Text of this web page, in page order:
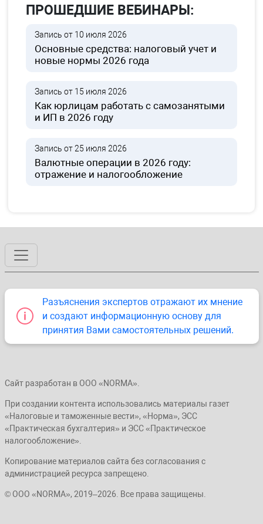
ПРОШЕДШИЕ ВЕБИНАРЫ:
Запись от 10 июля 2026
Основные средства: налоговый учет и
новые нормы 2026 года
Запись от 15 июля 2026
Как юрлицам работать с самозанятыми
и ИП в 2026 году
Запись от 25 июля 2026
Валютные операции в 2026 году:
отражение и налогообложение
Разъяснения экспертов отражают их мнение
и создают информационную основу для
принятия Вами самостоятельных решений.
Сайт разработан в ООО «NORMA».
При создании контента использовались материалы газет
«Налоговые и таможенные вести», «Норма», ЭСС
«Практическая бухгалтерия» и ЭСС «Практическое
налогообложение».
Копирование материалов сайта без согласования с
администрацией ресурса запрещено.
© ООО «NORMA», 2019–2026. Все права защищены.